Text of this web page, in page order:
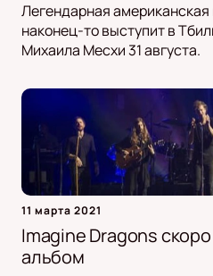
Легендарная
наконец-то выступит в
Михаила Месхи 31 августа.
11 марта 2021
Imagine Dragons
альбом